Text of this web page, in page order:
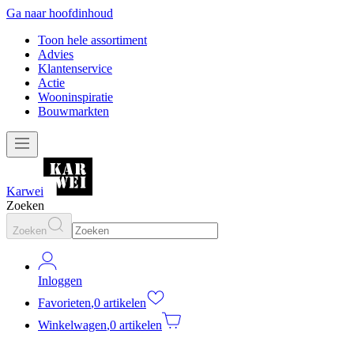
Ga naar hoofdinhoud
Toon hele assortiment
Advies
Klantenservice
Actie
Wooninspiratie
Bouwmarkten
Karwei
Zoeken
Zoeken
Inloggen
Favorieten,0 artikelen
Winkelwagen,0 artikelen